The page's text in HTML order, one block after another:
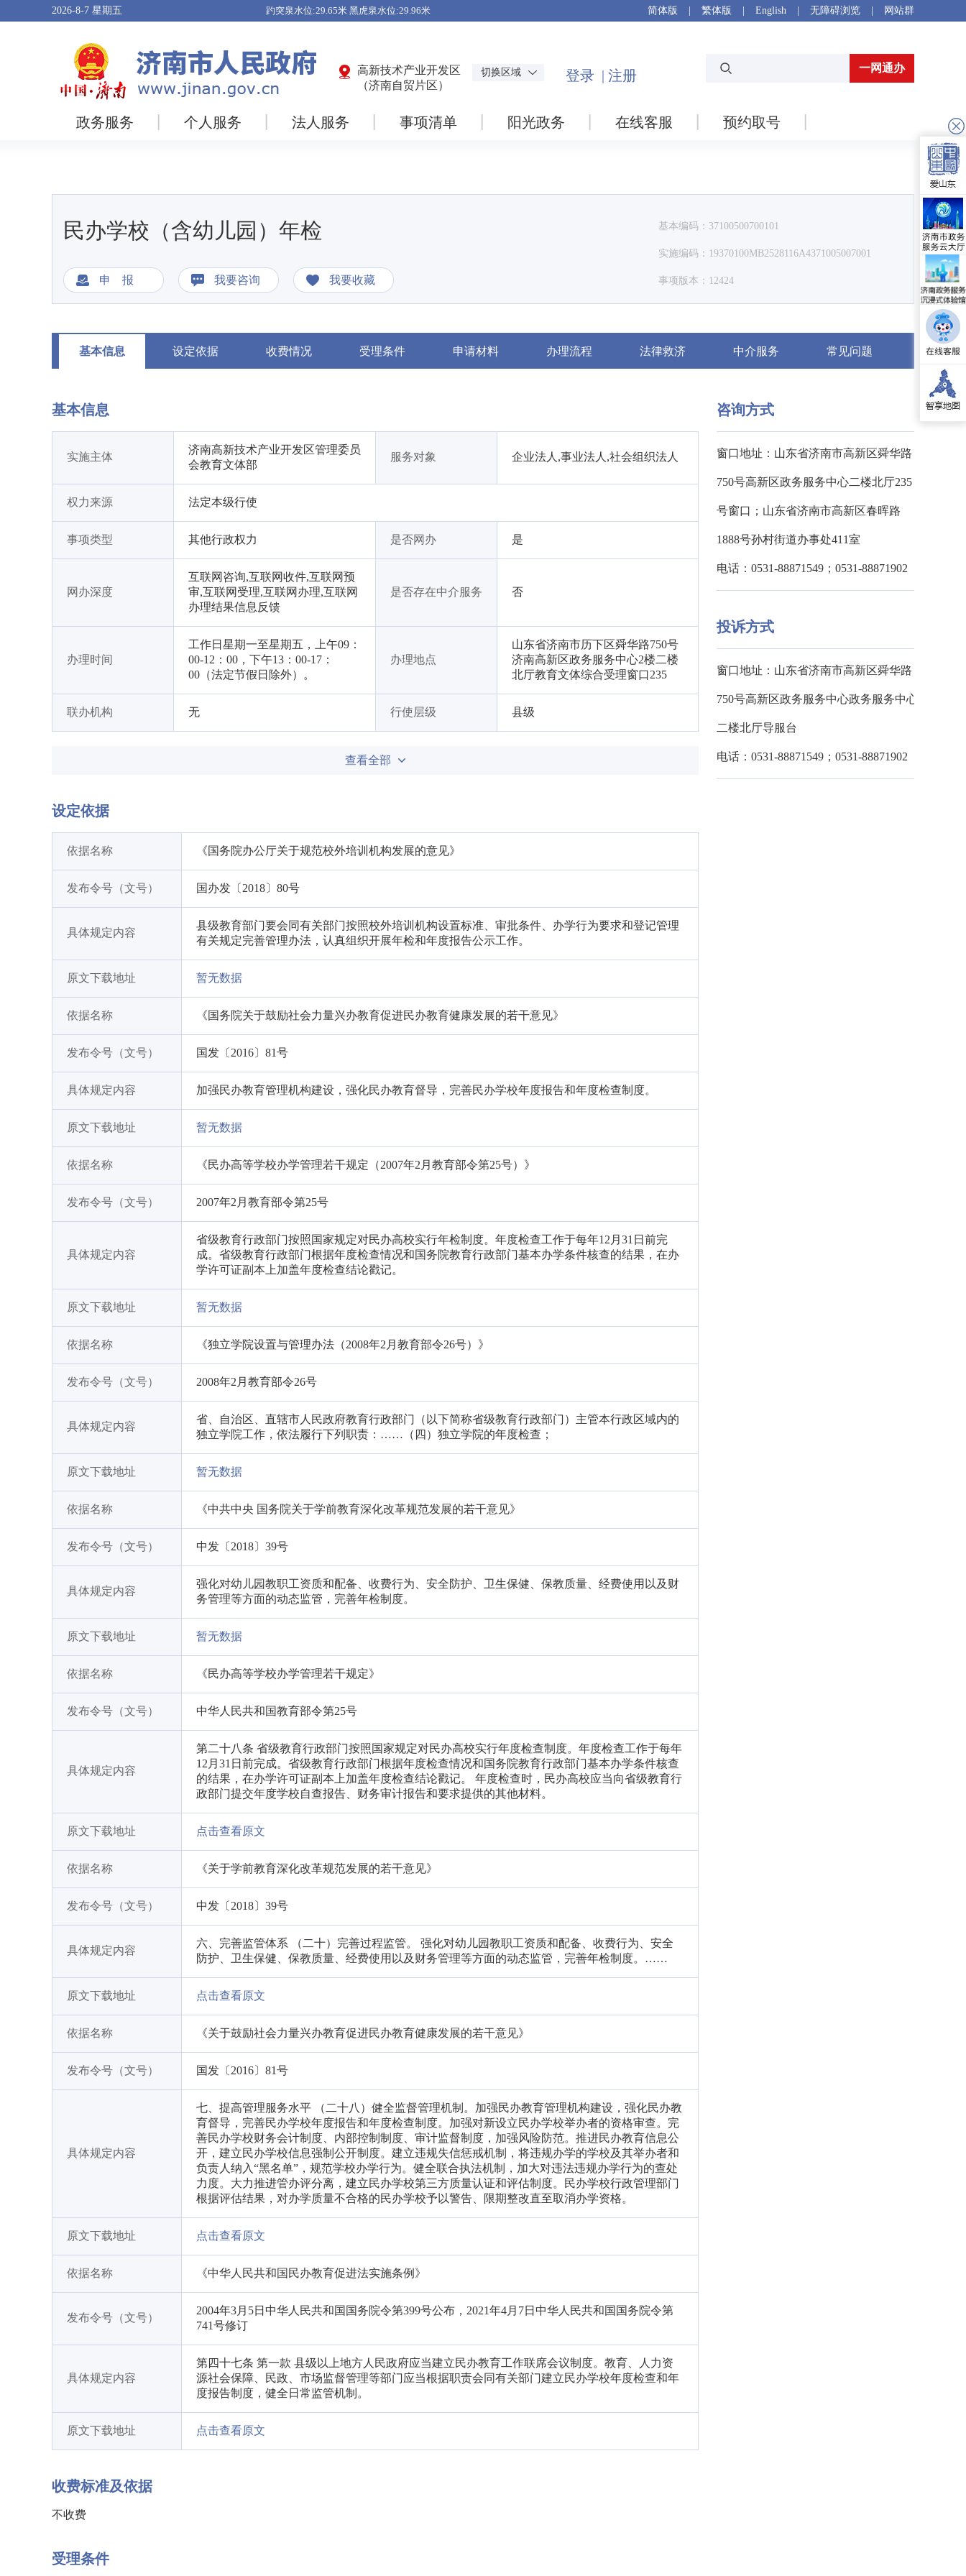
2026-8-7 星期五 简体版 繁体版 English 无障碍浏览 网站群
高新技术产业开发区
（济南自贸片区）
切换区域 一网通办
政务服务 个人服务 法人服务 事项清单 阳光政务 在线客服 预约取号
民办学校（含幼儿园）年检
申 报 我要咨询 我要收藏
基本编码：37100500700101
实施编码：19370100MB2528116A4371005007001
事项版本：12424
基本信息 设定依据 收费情况 受理条件 申请材料 办理流程 法律救济 中介服务 常见问题
基本信息
实施主体
济南高新技术产业开发区管理委员
会教育文体部
服务对象 企业法人,事业法人,社会组织法人
权力来源 法定本级行使
事项类型 其他行政权力 是否网办 是
网办深度
互联网咨询,互联网收件,互联网预
审,互联网受理,互联网办理,互联网
办理结果信息反馈
是否存在中介服务 否
办理时间
工作日星期一至星期五，上午09：
00-12：00，下午13：00-17：
00（法定节假日除外）。
办理地点
山东省济南市历下区舜华路750号
济南高新区政务服务中心2楼二楼
北厅教育文体综合受理窗口235
联办机构 无 行使层级 县级
查看全部
设定依据
依据名称 《国务院办公厅关于规范校外培训机构发展的意见》
发布令号（文号） 国办发〔2018〕80号
具体规定内容
县级教育部门要会同有关部门按照校外培训机构设置标准、审批条件、办学行为要求和登记管理
有关规定完善管理办法，认真组织开展年检和年度报告公示工作。
原文下载地址 暂无数据
依据名称 《国务院关于鼓励社会力量兴办教育促进民办教育健康发展的若干意见》
发布令号（文号） 国发〔2016〕81号
具体规定内容 加强民办教育管理机构建设，强化民办教育督导，完善民办学校年度报告和年度检查制度。
原文下载地址 暂无数据
依据名称 《民办高等学校办学管理若干规定（2007年2月教育部令第25号）》
发布令号（文号） 2007年2月教育部令第25号
具体规定内容
省级教育行政部门按照国家规定对民办高校实行年检制度。年度检查工作于每年12月31日前完
成。省级教育行政部门根据年度检查情况和国务院教育行政部门基本办学条件核查的结果，在办
学许可证副本上加盖年度检查结论戳记。
原文下载地址 暂无数据
依据名称 《独立学院设置与管理办法（2008年2月教育部令26号）》
发布令号（文号） 2008年2月教育部令26号
具体规定内容
省、自治区、直辖市人民政府教育行政部门（以下简称省级教育行政部门）主管本行政区域内的
独立学院工作，依法履行下列职责：……（四）独立学院的年度检查；
原文下载地址 暂无数据
依据名称 《中共中央 国务院关于学前教育深化改革规范发展的若干意见》
发布令号（文号） 中发〔2018〕39号
具体规定内容
强化对幼儿园教职工资质和配备、收费行为、安全防护、卫生保健、保教质量、经费使用以及财
务管理等方面的动态监管，完善年检制度。
原文下载地址 暂无数据
依据名称 《民办高等学校办学管理若干规定》
发布令号（文号） 中华人民共和国教育部令第25号
具体规定内容
第二十八条 省级教育行政部门按照国家规定对民办高校实行年度检查制度。年度检查工作于每年
12月31日前完成。省级教育行政部门根据年度检查情况和国务院教育行政部门基本办学条件核查
的结果，在办学许可证副本上加盖年度检查结论戳记。 年度检查时，民办高校应当向省级教育行
政部门提交年度学校自查报告、财务审计报告和要求提供的其他材料。
原文下载地址 点击查看原文
依据名称 《关于学前教育深化改革规范发展的若干意见》
发布令号（文号） 中发〔2018〕39号
具体规定内容
六、完善监管体系 （二十）完善过程监管。 强化对幼儿园教职工资质和配备、收费行为、安全
防护、卫生保健、保教质量、经费使用以及财务管理等方面的动态监管，完善年检制度。……
原文下载地址 点击查看原文
依据名称 《关于鼓励社会力量兴办教育促进民办教育健康发展的若干意见》
发布令号（文号） 国发〔2016〕81号
具体规定内容
七、提高管理服务水平 （二十八）健全监督管理机制。加强民办教育管理机构建设，强化民办教
育督导，完善民办学校年度报告和年度检查制度。加强对新设立民办学校举办者的资格审查。完
善民办学校财务会计制度、内部控制制度、审计监督制度，加强风险防范。推进民办教育信息公
开，建立民办学校信息强制公开制度。建立违规失信惩戒机制，将违规办学的学校及其举办者和
负责人纳入“黑名单”，规范学校办学行为。健全联合执法机制，加大对违法违规办学行为的查处
力度。大力推进管办评分离，建立民办学校第三方质量认证和评估制度。民办学校行政管理部门
根据评估结果，对办学质量不合格的民办学校予以警告、限期整改直至取消办学资格。
原文下载地址 点击查看原文
依据名称 《中华人民共和国民办教育促进法实施条例》
发布令号（文号）
2004年3月5日中华人民共和国国务院令第399号公布，2021年4月7日中华人民共和国国务院令第
741号修订
具体规定内容
第四十七条 第一款 县级以上地方人民政府应当建立民办教育工作联席会议制度。教育、人力资
源社会保障、民政、市场监督管理等部门应当根据职责会同有关部门建立民办学校年度检查和年
度报告制度，健全日常监管机制。
原文下载地址 点击查看原文
收费标准及依据
不收费
受理条件
咨询方式
窗口地址：山东省济南市高新区舜华路
750号高新区政务服务中心二楼北厅235
号窗口；山东省济南市高新区春晖路
1888号孙村街道办事处411室
电话：0531-88871549；0531-88871902
投诉方式
窗口地址：山东省济南市高新区舜华路
750号高新区政务服务中心政务服务中心
二楼北厅导服台
电话：0531-88871549；0531-88871902